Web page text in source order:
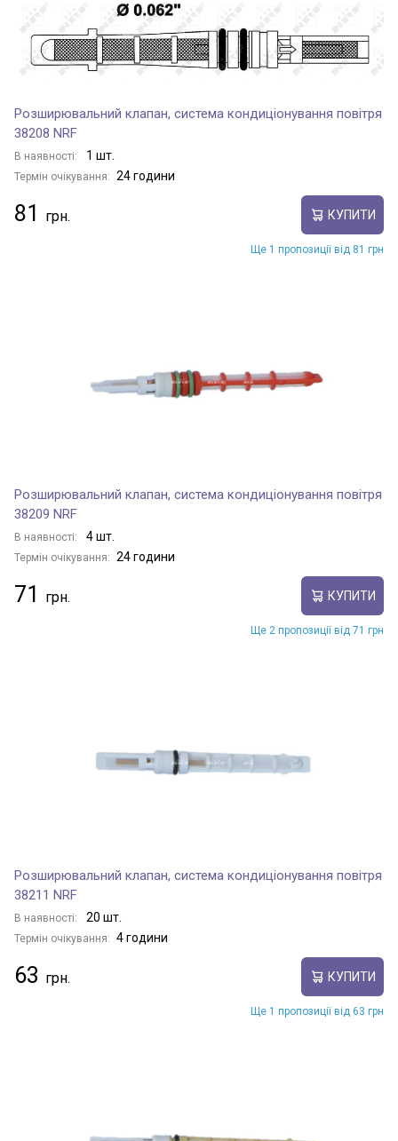
Розширювальний клапан, система кондиціонування повітря
38208 NRF
В наявності: 1 шт.
Термін очікування: 24 години
81 КУПИТИ
Ще 1 пропозиції від 81 грн
Розширювальний клапан, система кондиціонування повітря
38209 NRF
В наявності: 4 шт.
Термін очікування: 24 години
71 КУПИТИ
Ще 2 пропозиції від 71 грн
Розширювальний клапан, система кондиціонування повітря
38211 NRF
В наявності: 20 шт.
Термін очікування: 4 години
63 КУПИТИ
Ще 1 пропозиції від 63 грн